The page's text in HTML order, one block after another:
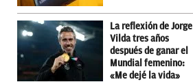
La reflexión de Jorge
Vilda tres años
después de ganar el
Mundial femenino:
«Me dejé la vida»